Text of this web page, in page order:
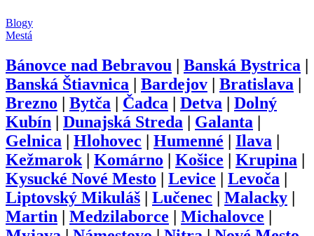
Blogy
Mestá
Bánovce nad Bebravou | Banská Bystrica |
Banská Štiavnica | Bardejov | Bratislava |
Brezno | Bytča | Čadca | Detva | Dolný
Kubín | Dunajská Streda | Galanta |
Gelnica | Hlohovec | Humenné | Ilava |
Kežmarok | Komárno | Košice | Krupina |
Kysucké Nové Mesto | Levice | Levoča |
Liptovský Mikuláš | Lučenec | Malacky |
Martin | Medzilaborce | Michalovce |